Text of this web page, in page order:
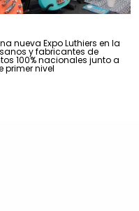
nueva Expo Luthiers en la
y fabricantes de
100% nacionales junto a
primer nivel